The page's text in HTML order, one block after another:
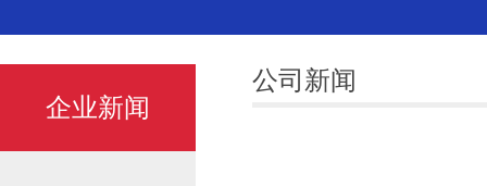
企业新闻
公司新闻